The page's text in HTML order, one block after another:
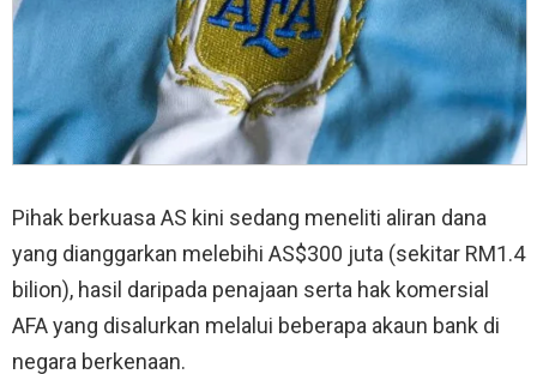
Pihak berkuasa AS kini sedang meneliti aliran dana
yang dianggarkan melebihi AS$300 juta (sekitar RM1.4
bilion), hasil daripada penajaan serta hak komersial
AFA yang disalurkan melalui beberapa akaun bank di
negara berkenaan.